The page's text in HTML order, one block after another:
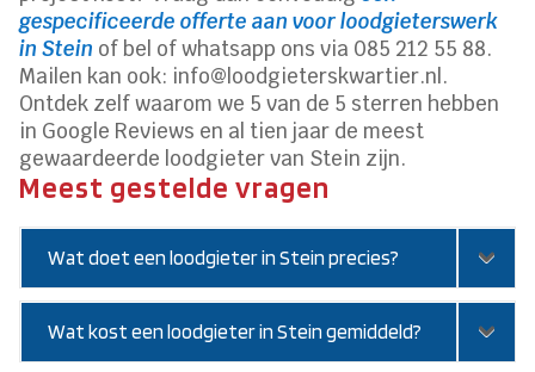
gespecificeerde offerte aan voor loodgieterswerk
in Stein of bel of whatsapp ons via 085 212 55 88.
Mailen kan ook: info@loodgieterskwartier.nl.
Ontdek zelf waarom we 5 van de 5 sterren hebben
in Google Reviews en al tien jaar de meest
gewaardeerde loodgieter van Stein zijn.
Meest gestelde vragen
Wat doet een loodgieter in Stein precies?
Wat kost een loodgieter in Stein gemiddeld?